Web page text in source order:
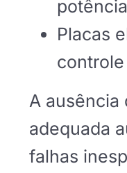
potência
Placas
controle
A ausência
adequada
falhas